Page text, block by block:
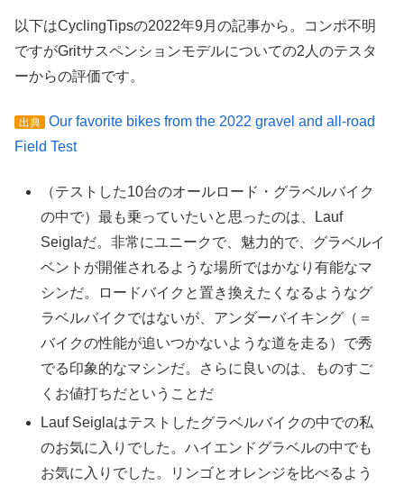
以下はCyclingTipsの2022年9月の記事から。コンポ不明
ですがGritサスペンションモデルについての2人のテスタ
ーからの評価です。
出典
Our favorite bikes from the 2022 gravel and all-road
Field Test
（テストした10台のオールロード・グラベルバイク
の中で）最も乗っていたいと思ったのは、Lauf
Seiglaだ。非常にユニークで、魅力的で、グラベルイ
ベントが開催されるような場所ではかなり有能なマ
シンだ。ロードバイクと置き換えたくなるようなグ
ラベルバイクではないが、アンダーバイキング（＝
バイクの性能が追いつかないような道を走る）で秀
でる印象的なマシンだ。さらに良いのは、ものすご
くお値打ちだということだ
Lauf Seiglaはテストしたグラベルバイクの中での私
のお気に入りでした。ハイエンドグラベルの中でも
お気に入りでした。リンゴとオレンジを比べるよう